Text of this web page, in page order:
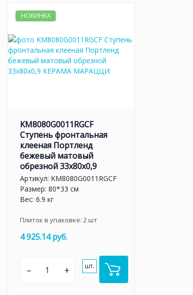
НОВИНКА
KM8080G0011RGCF
Ступень фронтальная
клееная Портленд
бежевый матовый
обрезной 33x80x0,9
Артикул: KM8080G0011RGCF
Размер: 80*33 см
Вес: 6.9 кг
Плиток в упаковке: 2шт
4 925.14 руб.
– + шт.